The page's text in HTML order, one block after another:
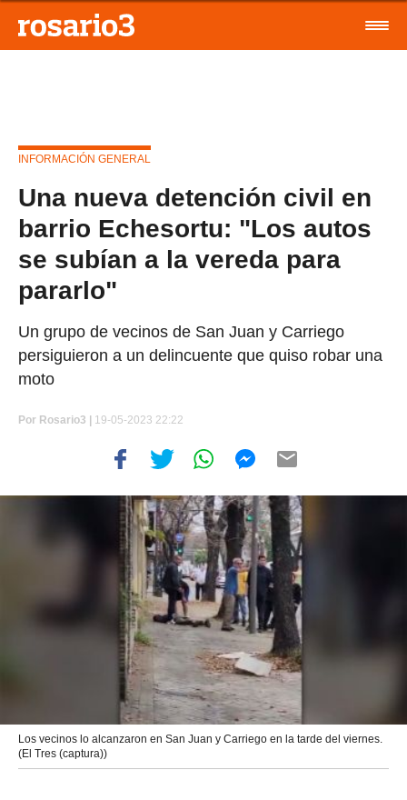
INFORMACIÓN GENERAL
Una nueva detención civil en
barrio Echesortu: "Los autos
se subían a la vereda para
pararlo"
Un grupo de vecinos de San Juan y Carriego
persiguieron a un delincuente que quiso robar una
moto
Por Rosario3 | 19-05-2023 22:22
Los vecinos lo alcanzaron en San Juan y Carriego en la tarde del viernes.
(El Tres (captura))